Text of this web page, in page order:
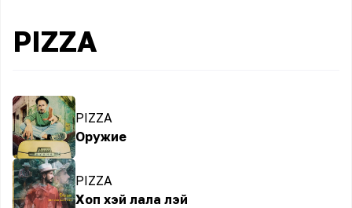
PIZZA
PIZZA
Оружие
PIZZA
Хоп хэй лала лэй